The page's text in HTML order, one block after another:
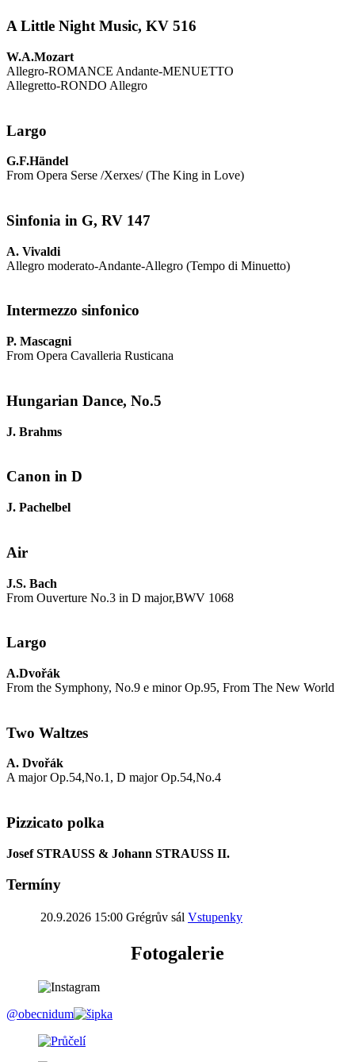
A Little Night Music, KV 516
W.A.Mozart
Allegro-ROMANCE Andante-MENUETTO
Allegretto-RONDO Allegro
Largo
G.F.Händel
From Opera Serse /Xerxes/ (The King in Love)
Sinfonia in G, RV 147
A. Vivaldi
Allegro moderato-Andante-Allegro (Tempo di Minuetto)
Intermezzo sinfonico
P. Mascagni
From Opera Cavalleria Rusticana
Hungarian Dance, No.5
J. Brahms
Canon in D
J. Pachelbel
Air
J.S. Bach
From Ouverture No.3 in D major,BWV 1068
Largo
A.Dvořák
From the Symphony, No.9 e minor Op.95, From The New World
Two Waltzes
A. Dvořák
A major Op.54,No.1, D major Op.54,No.4
Pizzicato polka
Josef STRAUSS & Johann STRAUSS II.
Termíny
20.9.2026 15:00 Grégrův sál Vstupenky
Fotogalerie
@obecnidum